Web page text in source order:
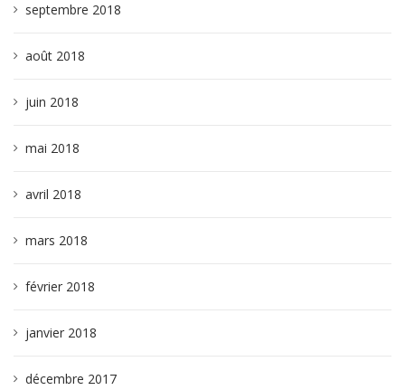
septembre 2018
août 2018
juin 2018
mai 2018
avril 2018
mars 2018
février 2018
janvier 2018
décembre 2017